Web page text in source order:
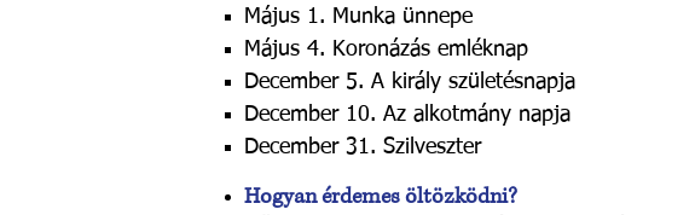
Május 1. Munka ünnepe
Május 4. Koronázás emléknap
December 5. A király születésnapja
December 10. Az alkotmány napja
December 31. Szilveszter
Hogyan érdemes öltözködni?